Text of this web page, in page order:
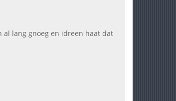
lang gnoeg en idreen haat dat